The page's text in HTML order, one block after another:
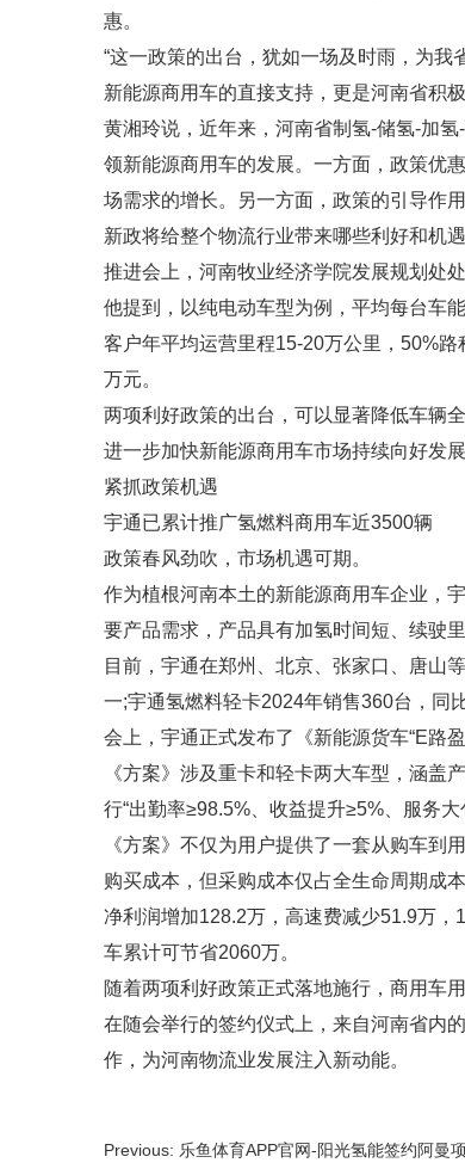
惠。
“这一政策的出台，犹如一场及时雨，为
新能源商用车的直接支持，更是河南省积
黄湘玲说，近年来，河南省制氢-储氢-加
领新能源商用车的发展。一方面，政策优
场需求的增长。另一方面，政策的引导作
新政将给整个物流行业带来哪些利好和机
推进会上，河南牧业经济学院发展规划处
他提到，以纯电动车型为例，平均每台车
客户年平均运营里程15-20万公里，50%
万元。
两项利好政策的出台，可以显著降低车辆
进一步加快新能源商用车市场持续向好发展
紧抓政策机遇
宇通已累计推广氢燃料商用车近3500辆
政策春风劲吹，市场机遇可期。
作为植根河南本土的新能源商用车企业，
要产品需求，产品具有加氢时间短、续驶
目前，宇通在郑州、北京、张家口、唐山
一;宇通氢燃料轻卡2024年销售360台，同
会上，宇通正式发布了《新能源货车“E路
《方案》涉及重卡和轻卡两大车型，涵盖
行“出勤率≥98.5%、收益提升≥5%、服务大
《方案》不仅为用户提供了一套从购车
购买成本，但采购成本仅占全生命周期成
净利润增加128.2万，高速费减少51.9万
车累计可节省2060万。
随着两项利好政策正式落地施行，商用车
在随会举行的签约仪式上，来自河南省内
作，为河南物流业发展注入新动能。
Previous: 乐鱼体育APP官网-阳光氢能签约阿曼